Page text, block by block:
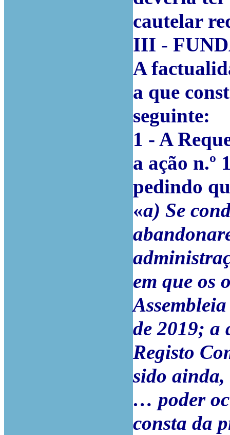
cautelar
III -
A
a que
seguinte:
1 - A
a ação n.º
pedindo
«a) Se
em que os
de 2019; a
Registo
sido ainda,
… poder
consta da